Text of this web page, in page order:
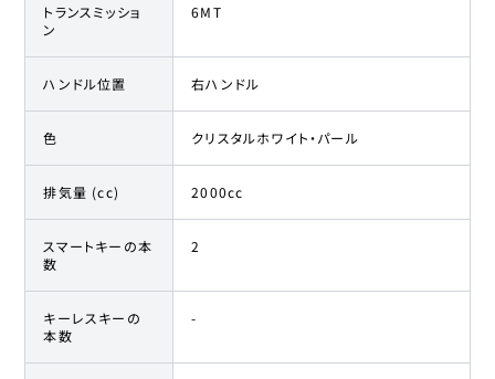
トランスミッショ
ン
6MT
ハンドル位置 右ハンドル
色 クリスタルホワイト・パール
排気量 (cc) 2000cc
スマートキーの本
数
2
キーレスキーの
本数
-